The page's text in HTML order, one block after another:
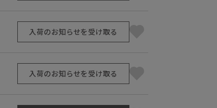
入荷のお知らせを受け取る
入荷のお知らせを受け取る